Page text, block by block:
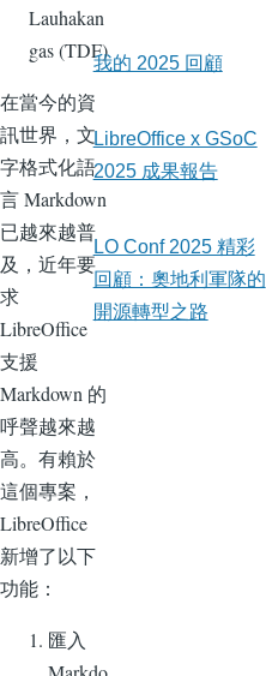
Lauhakan
gas (TDF)
在當今的資
訊世界，文
字格式化語
言 Markdown
已越來越普
及，近年要
求
LibreOffice
支援
Markdown 的
呼聲越來越
高。有賴於
這個專案，
LibreOffice
新增了以下
功能：
匯入
我的 2025 回顧
LibreOffice x GSoC
2025 成果報告
LO Conf 2025 精彩
回顧：奧地利軍隊的
開源轉型之路